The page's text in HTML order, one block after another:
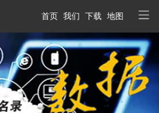
首页 我们 下载 地图